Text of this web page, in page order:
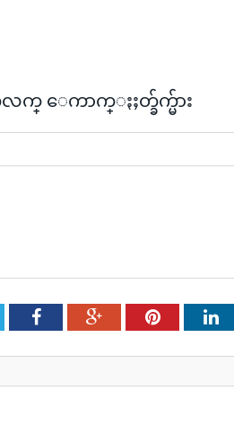
ေကာက္ႏႈတ္ခ်က္မ်ား
FacebookGoogle+Pinterest